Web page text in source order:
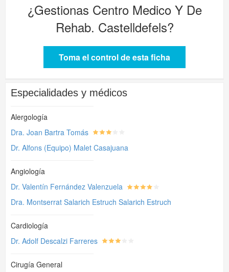
¿Gestionas Centro Medico Y De
Rehab. Castelldefels?
Toma el control de esta ficha
Especialidades y médicos
Alergología
Dra. Joan Bartra Tomás
Dr. Alfons (Equipo) Malet Casajuana
Angiología
Dr. Valentín Fernández Valenzuela
Dra. Montserrat Salarich Estruch Salarich Estruch
Cardiología
Dr. Adolf Descalzi Farreres
Cirugía General